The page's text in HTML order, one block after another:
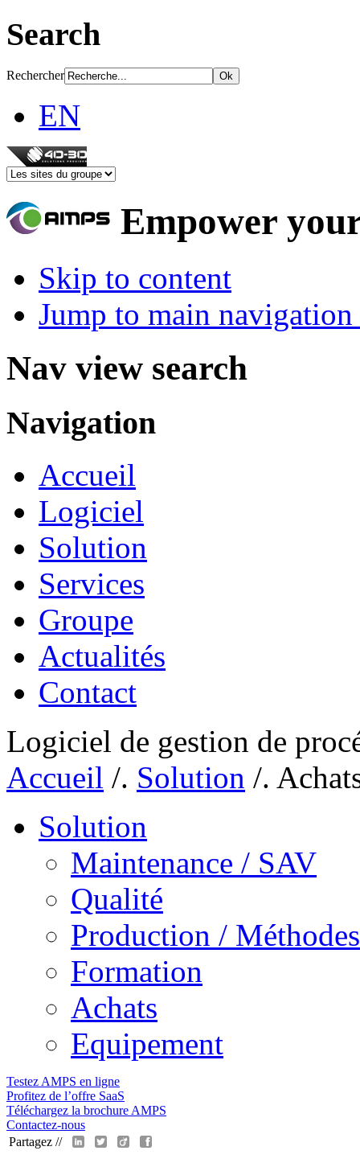
Search
Rechercher
EN
Empower
Skip to content
Jump to main
Nav view search
Navigation
Accueil
Logiciel
Solution
Services
Groupe
Actualités
Contact
Logiciel de gestion de
Accueil /. Solution /.
Solution
Maintenance / SAV
Qualité
Production / Méthodes
Formation
Achats
Equipement
Testez AMPS en ligne
Profitez de l’offre SaaS
Téléchargez la brochure AMPS
Contactez-nous
Partagez //